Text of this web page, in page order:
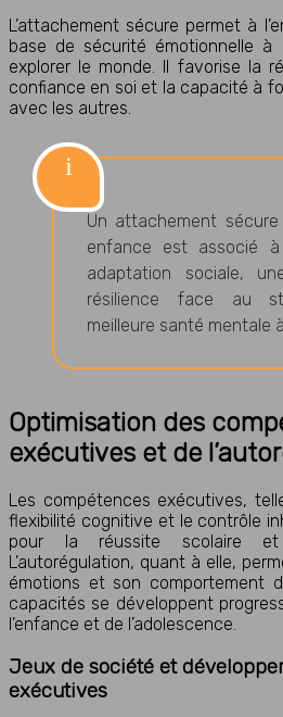
L’attachement sécure permet à
base de sécurité émotionnelle
explorer le monde. Il favorise la
confiance en soi et la capacité à
avec les autres.
Un attachement
enfance est associé à
adaptation sociale,
résilience face au
meilleure santé mentale
Optimisation des
exécutives et de
Les compétences exécutives,
flexibilité cognitive et le contrôle
pour la réussite scolaire et
L’autorégulation, quant à elle,
émotions et son comportement
capacités se développent
l’enfance et de l’adolescence.
Jeux de société et
exécutives